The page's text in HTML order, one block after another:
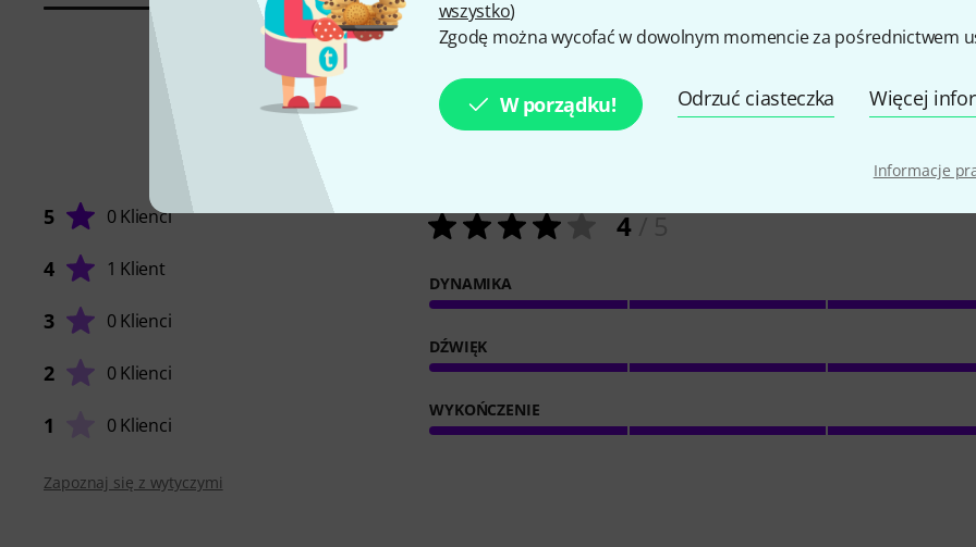
wszystko)
Zgodę można wycofać w dowolnym momencie za pośrednictwem
W porządku! Odrzuć ciasteczka Więcej
Informacje
1Oceny klientów
5 0 Klienci
4 1 Klient
3 0 Klienci
2 0 Klienci
1 0 Klienci
4/ 5
DYNAMIKA
DŹWIĘK
WYKOŃCZENIE
Zapoznaj się z wytyczymi